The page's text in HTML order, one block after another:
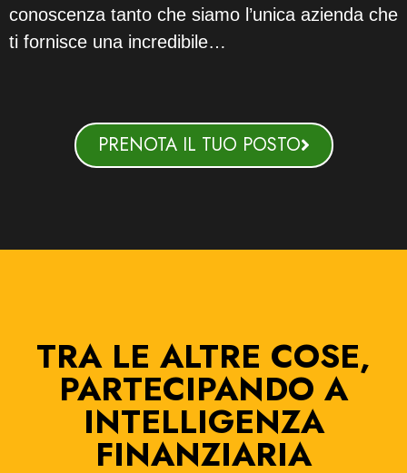
conoscenza tanto che siamo l’unica azienda che
ti fornisce una incredibile…
PRENOTA IL TUO POSTO
TRA LE ALTRE COSE,
PARTECIPANDO A
INTELLIGENZA
FINANZIARIA